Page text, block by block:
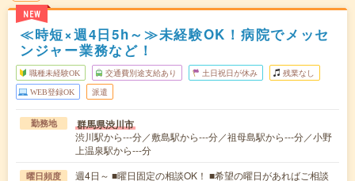
NEW
≪時短×週4日5h～≫未経験OK！病院でメッセ
ンジャー業務など！
職種未経験OK 交通費別途支給あり 土日祝日が休み 残業なし
WEB登録OK 派遣
勤務地 群馬県渋川市
渋川駅から---分／敷島駅から---分／祖母島駅から---分／小野
上温泉駅から---分
曜日頻度
週4日～ ■曜日固定の相談OK！ ■希望の曜日があればご相談